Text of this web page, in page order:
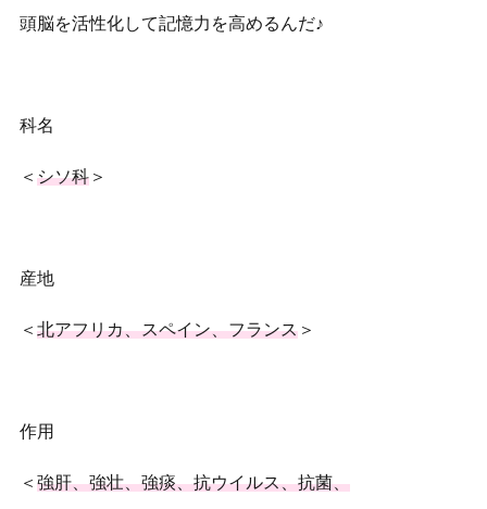
頭脳を活性化して記憶力を高めるんだ♪
科名
＜ シソ科 ＞
産地
＜ 北アフリカ、スペイン、フランス ＞
作用
＜ 強肝、強壮、強痰、抗ウイルス、抗菌、